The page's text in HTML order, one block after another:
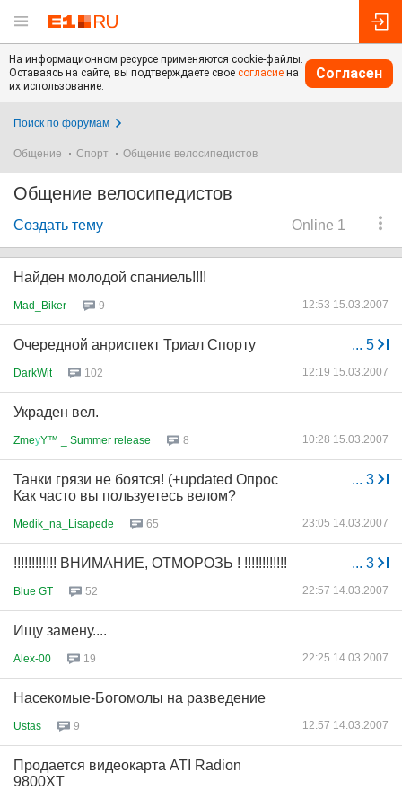
На информационном ресурсе применяются cookie-файлы.
Оставаясь на сайте, вы подтверждаете свое согласие на
их использование.
Согласен
Поиск по форумам
Общение Спорт Общение велосипедистов
Общение велосипедистов
Online 1
Создать тему
Найден молодой спаниель!!!!
Mad_Biker 9 12:53 15.03.2007
... 5
Очередной анриспект Триал Спорту
DarkWit 102 12:19 15.03.2007
Украден вел.
ZmeуY™ _ Summer release 8 10:28 15.03.2007
... 3
Танки грязи не боятся! (+updated Опрос
Как часто вы пользуетесь велом?
Medik_na_Lisapede 65 23:05 14.03.2007
... 3
!!!!!!!!!!!! ВНИМАНИЕ, ОТМОРОЗЬ ! !!!!!!!!!!!!
Blue GT 52 22:57 14.03.2007
Ищу замену....
Alex-00 19 22:25 14.03.2007
Насекомые-Богомолы на разведение
Ustas 9 12:57 14.03.2007
Продается видеокарта ATI Radion
9800XT